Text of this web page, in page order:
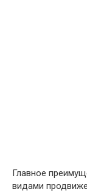
Главное
видами